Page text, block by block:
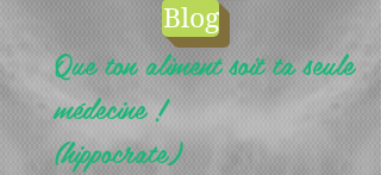
Blog
Que ton aliment soit ta seule
médecine !
(hippocrate)